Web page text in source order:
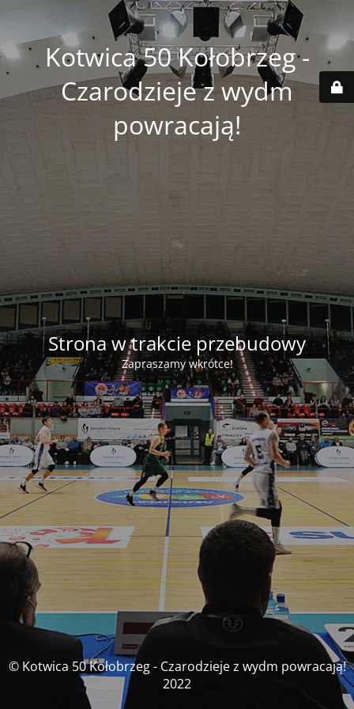
Kotwica 50 Kołobrzeg -
Czarodzieje z wydm
powracają!
Strona w trakcie przebudowy
Zapraszamy wkrótce!
© Kotwica 50 Kołobrzeg - Czarodzieje z wydm powracają!
2022